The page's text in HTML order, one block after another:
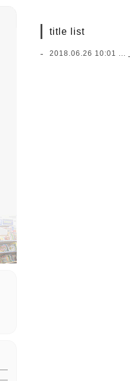
title list
2018.06.26 10:01 ...